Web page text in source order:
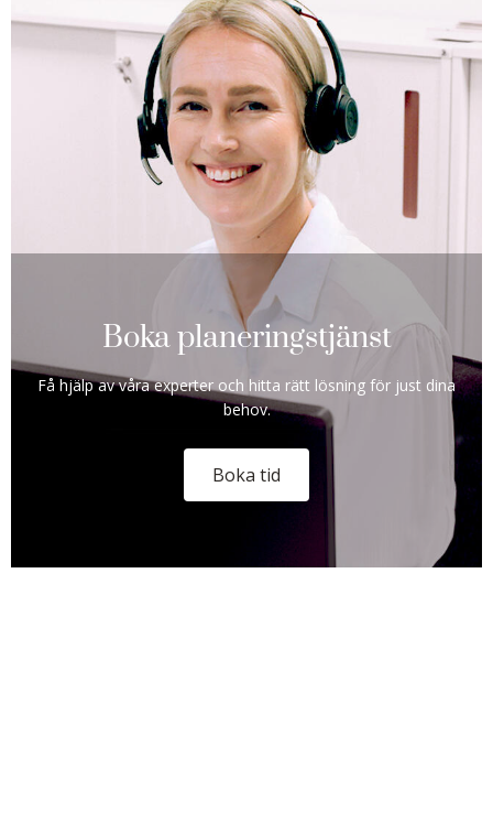
Boka planeringstjänst
Få hjälp av våra experter och hitta rätt lösning för just dina
behov.
Boka tid